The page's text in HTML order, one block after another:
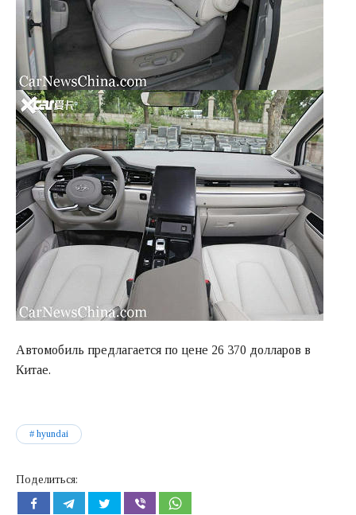
Автомобиль предлагается по цене 26 370 долларов в
Китае.
hyundai
Поделиться: